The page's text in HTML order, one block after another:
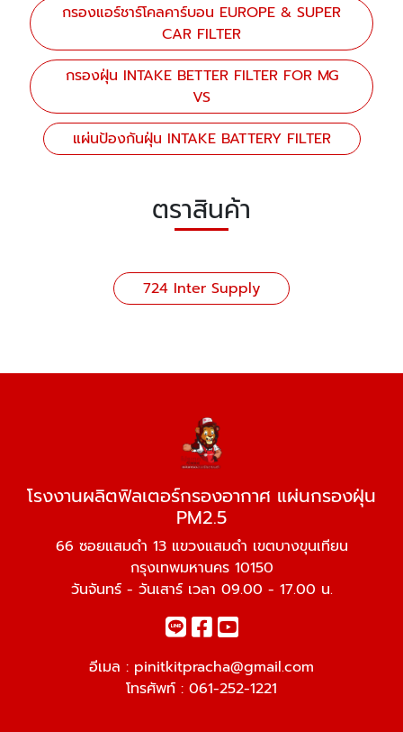
กรองแอร์ชาร์โคลคาร์บอน EUROPE & SUPER
CAR FILTER
กรองฝุ่น INTAKE BETTER FILTER FOR MG
VS
แผ่นป้องกันฝุ่น INTAKE BATTERY FILTER
ตราสินค้า
724 Inter Supply
โรงงานผลิตฟิลเตอร์กรองอากาศ แผ่นกรองฝุ่น
PM2.5
66 ซอยแสมดำ 13 แขวงแสมดำ เขตบางขุนเทียน
กรุงเทพมหานคร 10150
วันจันทร์ - วันเสาร์ เวลา 09.00 - 17.00 น.
อีเมล : pinitkitpracha@gmail.com
โทรศัพท์ : 061-252-1221